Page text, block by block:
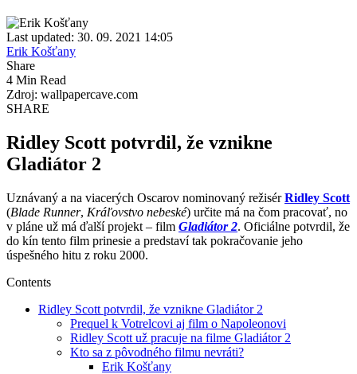
Last updated: 30. 09. 2021 14:05
Erik Košťany
Share
4 Min Read
Zdroj: wallpapercave.com
SHARE
Ridley Scott potvrdil, že vznikne
Gladiátor 2
Uznávaný a na viacerých Oscarov nominovaný režisérRidley Scott
(Blade Runner, Kráľovstvo nebeské) určite má na čom pracovať, no
v pláne už má ďalší projekt – film Gladiátor 2. Oficiálne potvrdil, že
do kín tento film prinesie a predstaví tak pokračovanie jeho
úspešného hitu z roku 2000.
Contents
Ridley Scott potvrdil, že vznikne Gladiátor 2
Prequel k Votrelcovi aj film o Napoleonovi
Ridley Scott už pracuje na filme Gladiátor 2
Kto sa z pôvodného filmu nevráti?
Erik Košťany